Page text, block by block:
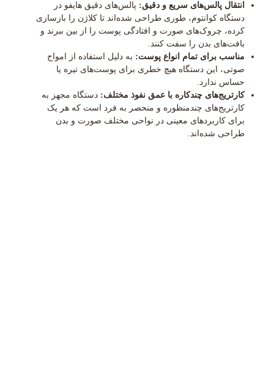
انتقال پالس‌های سریع و دقیق: پالس‌های دقیق هایفو در
دستگاه کوانتوم، طوری طراحی شده‌اند تا کلاژن را بازسازی
کرده، چروک‌های صورت و افتادگی پوست را از بین ببرند و
بافت‌های بدن را سفت کنند.
مناسب برای تمام انواع پوست: به دلیل استفاده از امواج
صوتی، این دستگاه هیچ خطری برای پوست‌های تیره یا
حساس ندارد.
کارتریج‌های چندکاره با عمق نفوذ مختلف: دستگاه مجهز به
کارتریج‌های چندمنظوره و منحصر به فرد است که هر یک
برای کاربردهای معینی در نواحی مختلف صورت و بدن
طراحی شده‌اند.